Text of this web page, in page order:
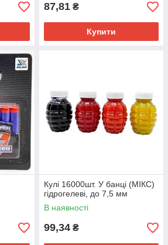
87,81 ₴
Купити
Кулі 16000шт. У банці (МІКС)
гідрогелеві, до 7,5 мм
В наявності
99,34 ₴